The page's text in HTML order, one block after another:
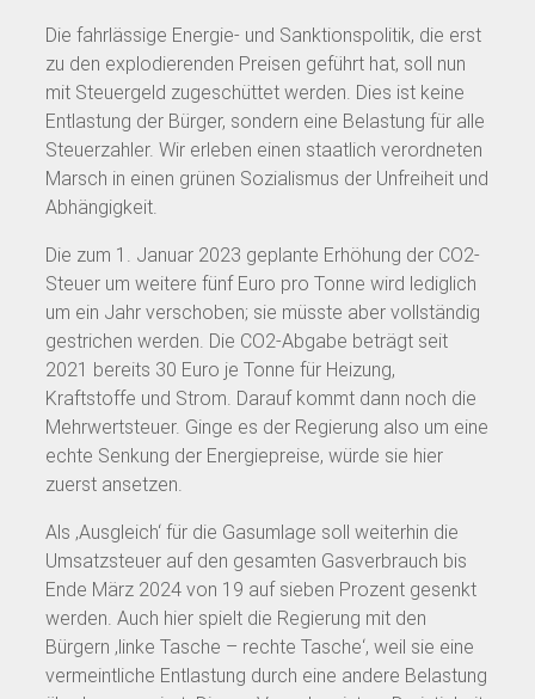
Die fahrlässige Energie- und Sanktionspolitik, die erst
zu den explodierenden Preisen geführt hat, soll nun
mit Steuergeld zugeschüttet werden. Dies ist keine
Entlastung der Bürger, sondern eine Belastung für alle
Steuerzahler. Wir erleben einen staatlich verordneten
Marsch in einen grünen Sozialismus der Unfreiheit und
Abhängigkeit.
Die zum 1. Januar 2023 geplante Erhöhung der CO2-
Steuer um weitere fünf Euro pro Tonne wird lediglich
um ein Jahr verschoben; sie müsste aber vollständig
gestrichen werden. Die CO2-Abgabe beträgt seit
2021 bereits 30 Euro je Tonne für Heizung,
Kraftstoffe und Strom. Darauf kommt dann noch die
Mehrwertsteuer. Ginge es der Regierung also um eine
echte Senkung der Energiepreise, würde sie hier
zuerst ansetzen.
Als ‚Ausgleich‘ für die Gasumlage soll weiterhin die
Umsatzsteuer auf den gesamten Gasverbrauch bis
Ende März 2024 von 19 auf sieben Prozent gesenkt
werden. Auch hier spielt die Regierung mit den
Bürgern ‚linke Tasche – rechte Tasche‘, weil sie eine
vermeintliche Entlastung durch eine andere Belastung